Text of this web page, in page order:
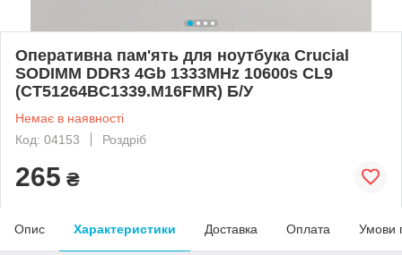
Оперативна пам'ять для ноутбука Crucial
SODIMM DDR3 4Gb 1333MHz 10600s CL9
(CT51264BC1339.M16FMR) Б/У
Немає в наявності
Код: 04153
Роздріб
265 ₴
Опис Характеристики Доставка Оплата Умови